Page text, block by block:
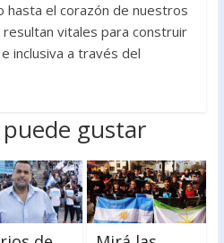
hasta el corazón de nuestros
vitales para construir
inclusiva a través del
gustar